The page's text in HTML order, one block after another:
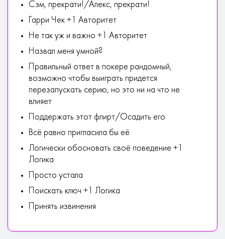
Сэм, прекрати!/Алекс, прекрати!
Гарри Чек +1 Авторитет
Не так уж и важно +1 Авторитет
Назвал меня умной?
Правильный ответ в покере рандомный,
возможно чтобы выиграть придется
перезапускать серию, но это ни на что не
влияет
Поддержать этот флирт/Осадить его
Всё равно пригласила бы её
Логически обосновать своё поведение +1
Логика
Просто устала
Поискать ключ +1 Логика
Принять извинения